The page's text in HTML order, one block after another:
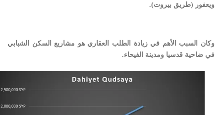
ويعفور (طريق بيروت).
وكان السبب الأهم في زيادة الطلب العقاري هو مشاريع السكن الشبابي
في ضاحية قدسيا ومدينة الفيحاء.